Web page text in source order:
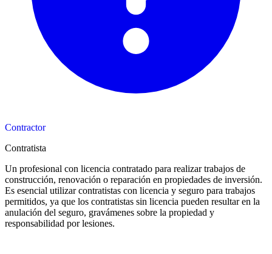
Contractor
Contratista
Un profesional con licencia contratado para realizar trabajos de
construcción, renovación o reparación en propiedades de inversión.
Es esencial utilizar contratistas con licencia y seguro para trabajos
permitidos, ya que los contratistas sin licencia pueden resultar en la
anulación del seguro, gravámenes sobre la propiedad y
responsabilidad por lesiones.